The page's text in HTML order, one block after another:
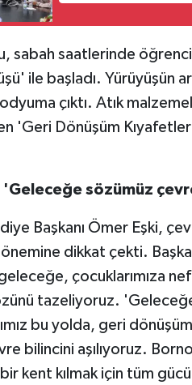
sabah saatlerinde
ile başladı. Yürüyüşün
çıktı. Atık
'Geri Dönüşüm
'Geleceğe sözümüz
Başkanı Ömer Eşki,
önemine dikkat çekti.
çocuklarımıza
tazeliyoruz.
bu yolda, geri
bilincini aşılıyoruz.
kent kılmak için tüm